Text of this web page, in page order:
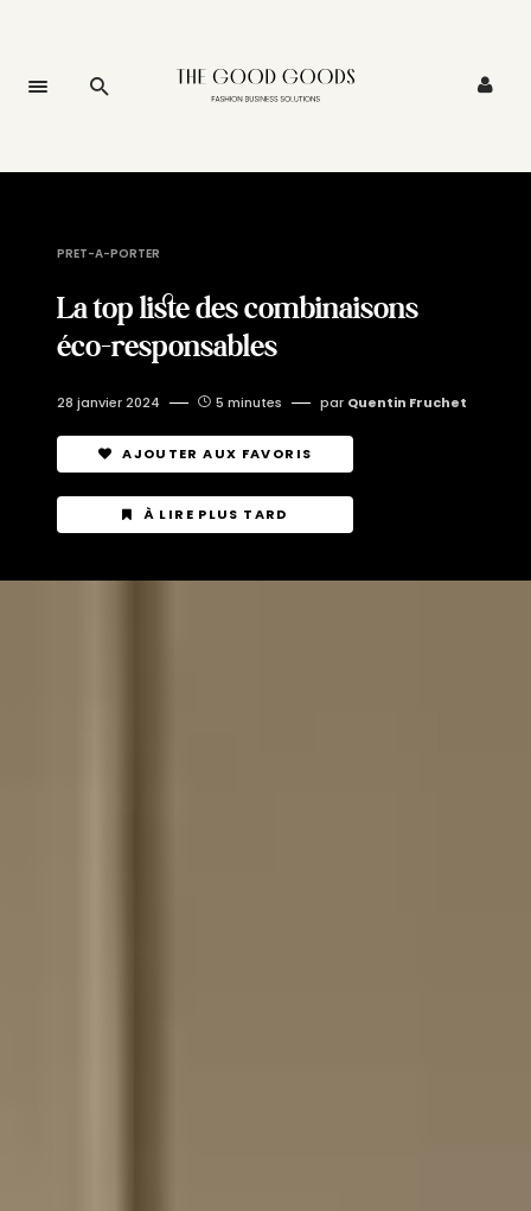
PRET-A-PORTER
La top liste des combinaisons
éco-responsables
28 janvier 2024 5 minutes par Quentin Fruchet
AJOUTER AUX FAVORIS
À LIRE PLUS TARD